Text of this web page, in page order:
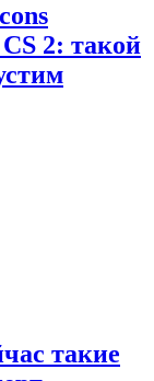
2: такой
такие